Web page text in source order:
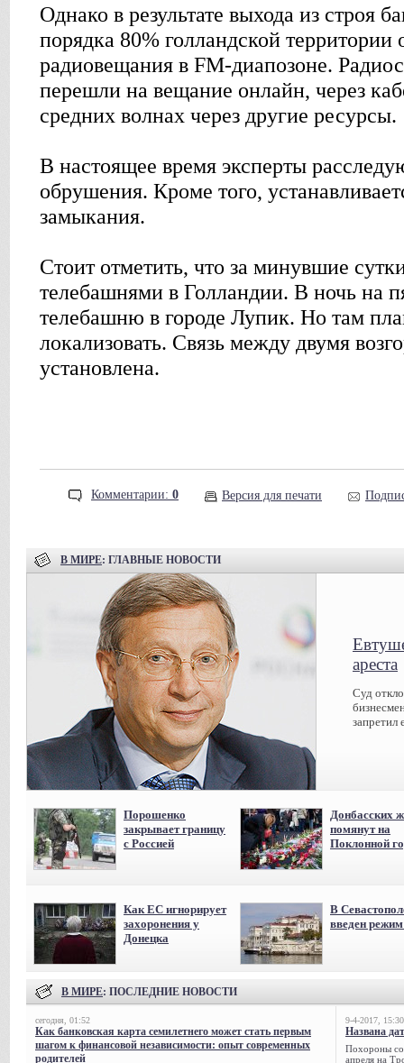
Однако в результате выхода из строя
порядка 80% голландской территории
радиовещания в FM-диапозоне.
перешли на вещание онлайн, через
средних волнах через другие ресурсы.
В настоящее время эксперты
обрушения. Кроме того,
замыкания.
Стоит отметить, что за минувшие
телебашнями в Голландии. В ночь на
телебашню в городе Лупик. Но там
локализовать. Связь между двумя
установлена.
Комментарии: 0 Версия для печати
В МИРЕ: ГЛАВНЫЕ НОВОСТИ
ареста
Суд
запретил
Порошенко
закрывает границу
с Россией
Донбасских
помянут на
Поклонной
Как ЕС игнорирует
захоронения у
Донецка
В
введен
В МИРЕ: ПОСЛЕДНИЕ НОВОСТИ
сегодня, 01:52
Как банковская карта семилетнего может стать первым
шагом к финансовой независимости: опыт современных
родителей
9-4-2017, 15:30
Названа
Похороны
апреля на